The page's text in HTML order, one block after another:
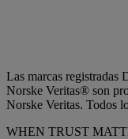
Las marcas
Norske Veritas® son
Norske Veritas. Todos
WHEN TRUST